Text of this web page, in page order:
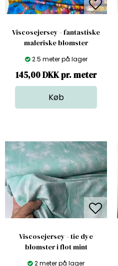
Viscosejersey - fantastiske
maleriske blomster
2.5 meter på lager
145,00 DKK pr. meter
Viscosejersey - tie dye
blomster i flot mint
2 meter på lager